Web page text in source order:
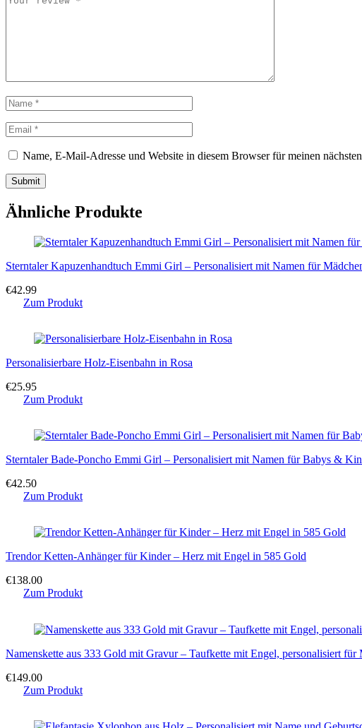
Name, E-Mail-Adresse und Website in diesem Browser für meinen
Ähnliche Produkte
Sterntaler Kapuzenhandtuch Emmi Girl – Personalisiert mit Namen für
€42.99
Zum Produkt
Personalisierbare Holz-Eisenbahn in Rosa
€25.95
Zum Produkt
Sterntaler Bade-Poncho Emmi Girl – Personalisiert mit Namen für Babys &
€42.50
Zum Produkt
Trendor Ketten-Anhänger für Kinder – Herz mit Engel in 585 Gold
€138.00
Zum Produkt
Namenskette aus 333 Gold mit Gravur – Taufkette mit Engel, personalisiert für
€149.00
Zum Produkt